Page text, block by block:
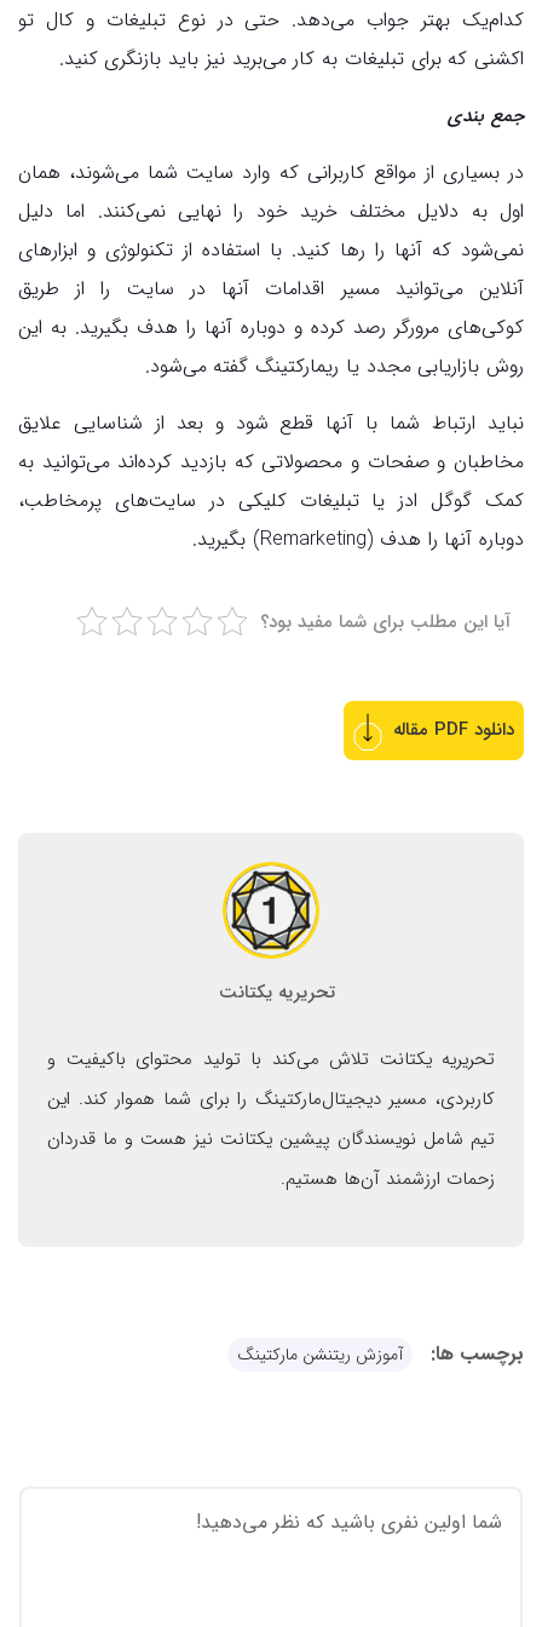
کدام‌یک بهتر جواب می‌دهد. حتی در نوع تبلیغات و کال تو
اکشنی که برای تبلیغات به کار می‌برید نیز باید بازنگری کنید.
جمع بندی
در بسیاری از مواقع کاربرانی که وارد سایت شما می‌شوند، همان
اول به دلایل مختلف خرید خود را نهایی نمی‌‌کنند. اما دلیل
نمی‌شود که آنها را رها کنید. با استفاده از تکنولوژی و ابزارهای
آنلاین می‌توانید مسیر اقدامات آنها در سایت را از طریق
کوکی‌های مرورگر رصد کرده و دوباره آنها را هدف بگیرید. به این
روش بازاریابی مجدد یا ریمارکتینگ گفته می‌شود.
نباید ارتباط شما با آنها قطع شود و بعد از شناسایی علایق
مخاطبان و صفحات و محصولاتی که بازدید کرده‌اند می‌توانید به
کمک گوگل ادز یا تبلیغات کلیکی در سایت‌های پرمخاطب،
دوباره آنها را هدف (Remarketing) بگیرید.
آیا این مطلب برای شما مفید بود؟
دانلود PDF مقاله
تحریریه یکتانت
تحریریه یکتانت تلاش می‌کند با تولید محتوای باکیفیت و
کاربردی، مسیر دیجیتال‌مارکتینگ را برای شما هموار کند. این
تیم شامل نویسندگان پیشین یکتانت نیز هست و ما قدردان
زحمات ارزشمند آن‌ها هستیم.
برچسب ها: آموزش ریتنشن مارکتینگ